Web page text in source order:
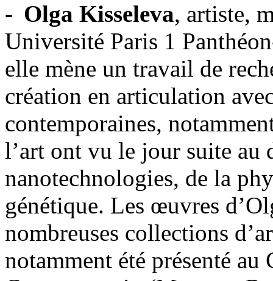
Olga Kisseleva, artiste,
Université Paris 1
elle mène un travail de
création en articulation
contemporaines,
l’art ont vu le jour suite au
nanotechnologies, de la
génétique. Les œuvres
nombreuses collections
notamment été présenté